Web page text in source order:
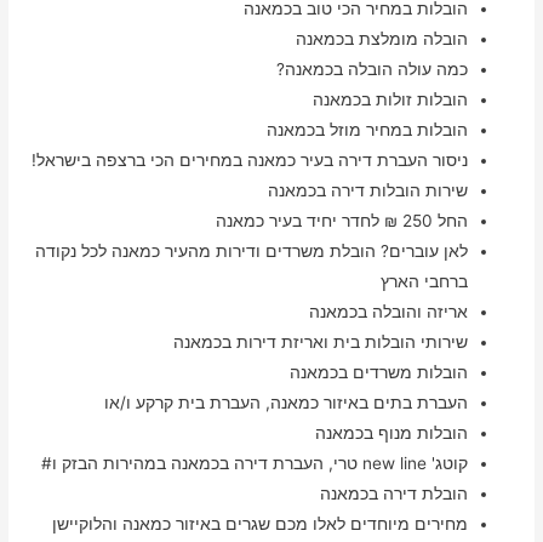
הובלות במחיר הכי טוב בכמאנה
הובלה מומלצת בכמאנה
כמה עולה הובלה בכמאנה?
הובלות זולות בכמאנה
הובלות במחיר מוזל בכמאנה
ניסור העברת דירה בעיר כמאנה במחירים הכי ברצפה בישראל!
שירות הובלות דירה בכמאנה
החל 250 ₪ לחדר יחיד בעיר כמאנה
לאן עוברים? הובלת משרדים ודירות מהעיר כמאנה לכל נקודה
ברחבי הארץ
אריזה והובלה בכמאנה
שירותי הובלות בית ואריזת דירות בכמאנה
הובלות משרדים בכמאנה
העברת בתים באיזור כמאנה, העברת בית קרקע ו/או
הובלות מנוף בכמאנה
קוטג' new line טרי, העברת דירה בכמאנה במהירות הבזק ו#
הובלת דירה בכמאנה
מחירים מיוחדים לאלו מכם שגרים באיזור כמאנה והלוקיישן